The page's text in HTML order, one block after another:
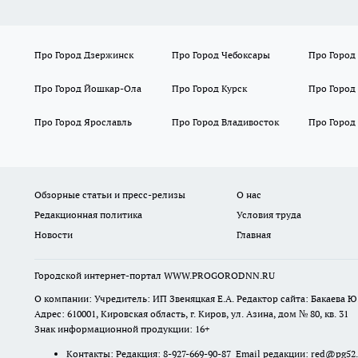
Про Город Дзержинск Про Город Чебоксары Про Город
Про Город Йошкар-Ола Про Город Курск Про
Про Город Ярославль Про Город Владивосток Про Город
Обзорные статьи и пресс-релизы
О нас
Редакционная политика
Условия труда
Новости
Главная
Городской интернет-портал WWW.PROGORODNN.RU
О компании: Учредитель: ИП Звеняцкая Е.А. Редактор сайта: Бакаева
Адрес: 610001, Кировская область, г. Киров, ул. Азина, дом № 80, кв. 31
Знак информационной продукции: 16+
Контакты: Редакция: 8-927-669-90-87 Email редакции: